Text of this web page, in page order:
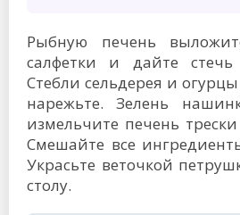
Рыбную печень
салфетки и дайте
Стебли сельдерея и
нарежьте. Зелень
измельчите печень
Смешайте все
Украсьте веточкой
столу.